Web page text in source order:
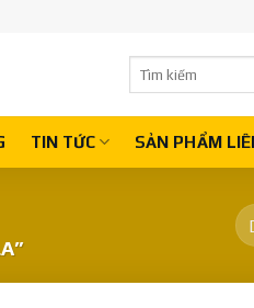
TIN TỨC SẢN PHẨM